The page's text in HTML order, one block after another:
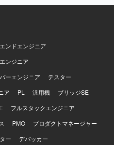
を用いたWebシステム開発に
準の高いリーダーやフォロ
エン
となります。
ンドエンジニア
ンジニア
ーエンジニア
テスター
ア PL 汎用機
ブリッジSE
フルスタックエンジニア
PMO
プロダクトマネージャー
ー
デバッカー